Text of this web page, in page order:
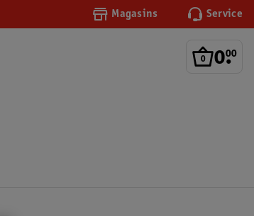
Magasins Service
0.
00